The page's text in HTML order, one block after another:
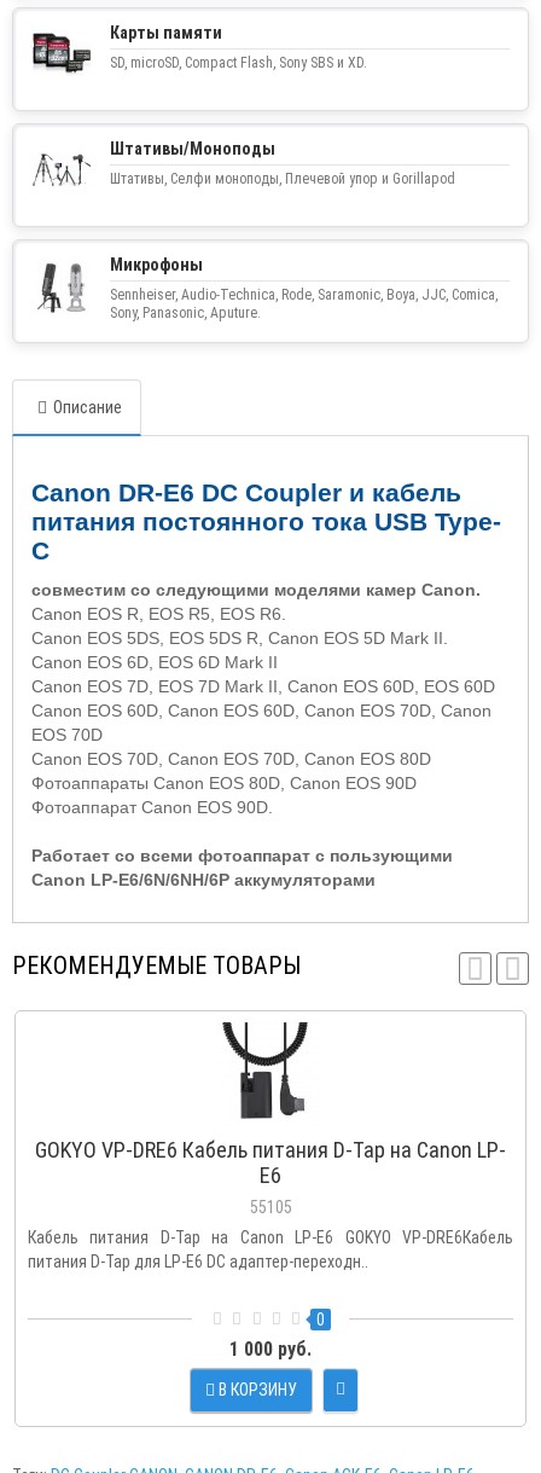
Карты памяти
SD, microSD, Compact Flash, Sony SBS и XD.
Штативы/Моноподы
Штативы, Селфи моноподы, Плечевой упор и Gorillapod
Микрофоны
Sennheiser, Audio-Technica, Rode, Saramonic, Boya, JJC, Comica,
Sony, Panasonic, Aputure.
Описание
Canon DR-E6 DC Coupler и кабель
питания постоянного тока USB Type-
C
совместим со следующими моделями камер Canon.
Canon EOS R, EOS R5, EOS R6.
Canon EOS 5DS, EOS 5DS R, Canon EOS 5D Mark II.
Canon EOS 6D, EOS 6D Mark II
Canon EOS 7D, EOS 7D Mark II, Canon EOS 60D, EOS 60D
Canon EOS 60D, Canon EOS 60D, Canon EOS 70D, Canon
EOS 70D
Canon EOS 70D, Canon EOS 70D, Canon EOS 80D
Фотоаппараты Canon EOS 80D, Canon EOS 90D
ФотоаппаратCanon EOS 90D
Работает со всеми фотоаппарат с пользующими
Canon LP-E6/6N/6NH/6P аккумуляторами
РЕКОМЕНДУЕМЫЕ ТОВАРЫ
GOKYO VP-DRE6 Кабель питания D-Tap на Canon LP-
E6
55105
Кабель питания D-Tap на Canon LP-E6 GOKYO VP-DRE6Кабель
питания D-Tap для LP-E6 DC адаптер-переходн..
0
1 000 руб.
В КОРЗИНУ